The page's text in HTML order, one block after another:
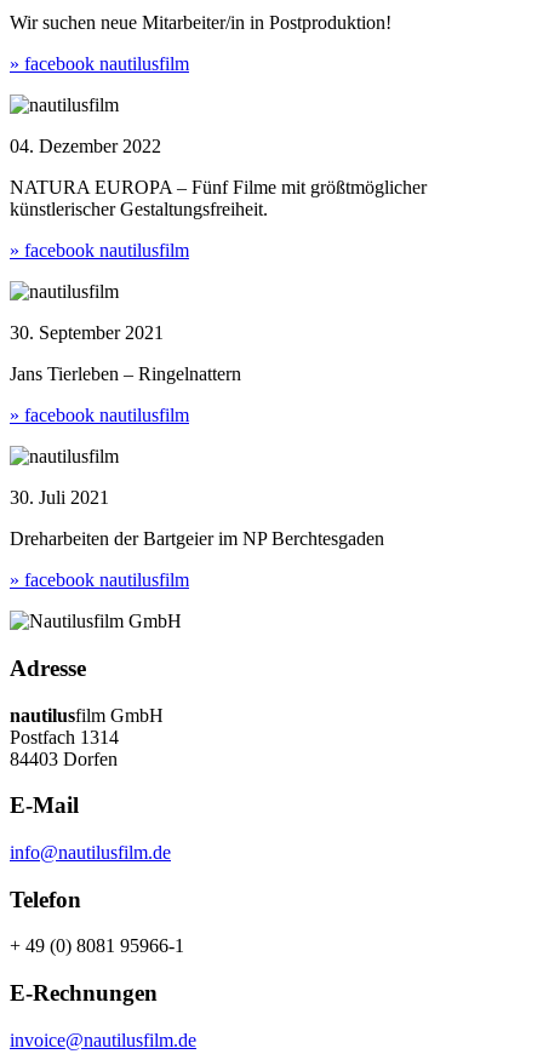
Wir suchen neue Mitarbeiter/in in Postproduktion!
» facebook nautilusfilm
04. Dezember 2022
NATURA EUROPA – Fünf Filme mit größtmöglicher
künstlerischer Gestaltungsfreiheit.
» facebook nautilusfilm
30. September 2021
Jans Tierleben – Ringelnattern
» facebook nautilusfilm
30. Juli 2021
Dreharbeiten der Bartgeier im NP Berchtesgaden
» facebook nautilusfilm
Adresse
nautilusfilm GmbH
Postfach 1314
84403 Dorfen
E-Mail
info@nautilusfilm.de
Telefon
+ 49 (0) 8081 95966-1
E-Rechnungen
invoice@nautilusfilm.de